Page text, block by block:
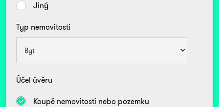
Jiný
Typ nemovitosti
Účel úvěru
Koupě nemovitosti nebo pozemku